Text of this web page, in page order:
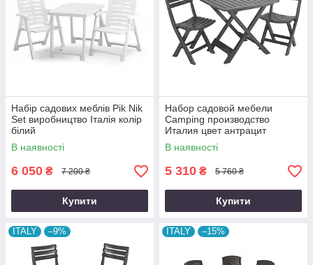
Набір садових меблів Pik Nik
Set виробництво Італія колір
білий
В наявності
6 050 ₴ 7 200 ₴
Купити
Набор садовой мебели
Camping производство
Италия цвет антрацит
В наявності
5 310 ₴ 5 760 ₴
Купити
ITALY –9% ITALY –15%